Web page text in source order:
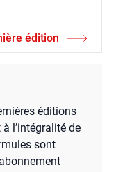
édition
éditions
l’intégralité de
sont